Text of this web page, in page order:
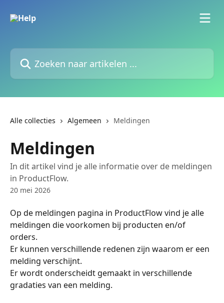
Zoeken naar artikelen ...
Alle collecties Algemeen Meldingen
Meldingen
In dit artikel vind je alle informatie over de meldingen
in ProductFlow.
20 mei 2026
Op de meldingen pagina in ProductFlow vind je alle
meldingen die voorkomen bij producten en/of
orders.
Er kunnen verschillende redenen zijn waarom er een
melding verschijnt.
Er wordt onderscheidt gemaakt in verschillende
gradaties van een melding.